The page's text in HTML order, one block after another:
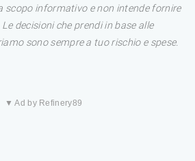
scopo informativo e non intende fornire
decisioni che prendi in base alle
sono sempre a tuo rischio e spese.
▼ Ad by Refinery89